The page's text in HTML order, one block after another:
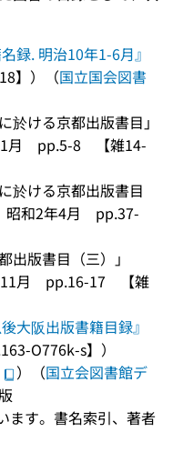
録. 明治10年1-6月』
】）（国立国会図書
於ける京都出版書目」
月 pp.5-8 【雑14-
於ける京都出版書目
和2年4月 pp.37-
出版書目（三）」
月 pp.16-17 【雑
後大阪出版書籍目録』
O776k-s】）
）（国立会図書館デ
ます。書名索引、著者